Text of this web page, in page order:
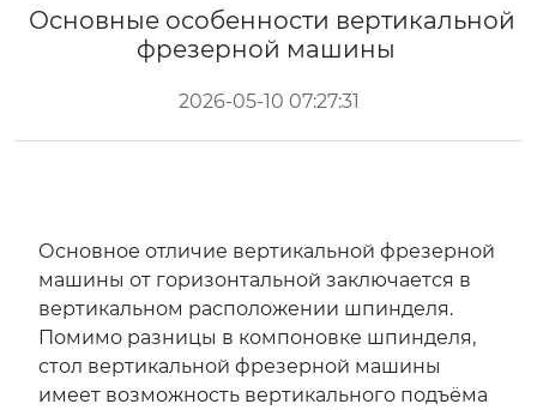
Основные особенности вертикальной
фрезерной машины
2026-05-10 07:27:31
Основное отличие вертикальной фрезерной
машины от горизонтальной заключается в
вертикальном расположении шпинделя.
Помимо разницы в компоновке шпинделя,
стол вертикальной фрезерной машины
имеет возможность вертикального подъёма